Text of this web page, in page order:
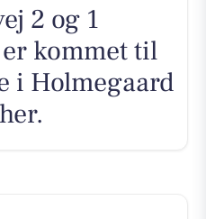
2 og 1
kommet til
i Holmegaard